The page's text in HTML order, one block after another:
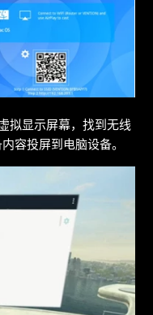
拟显示屏幕，找到无线
容投屏到电脑设备。